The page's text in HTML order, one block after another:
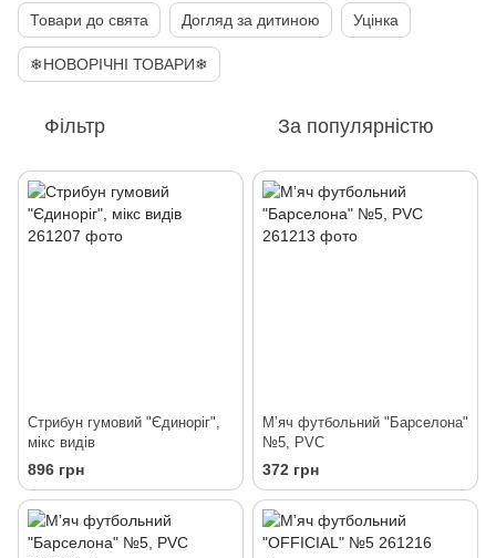
Товари до свята Догляд за дитиною Уцінка
❄НОВОРІЧНІ ТОВАРИ❄
Фільтр За популярністю
Стрибун гумовий "Єдиноріг",
мікс видів
896 грн
Мʼяч футбольний "Барселона"
№5, PVC
372 грн